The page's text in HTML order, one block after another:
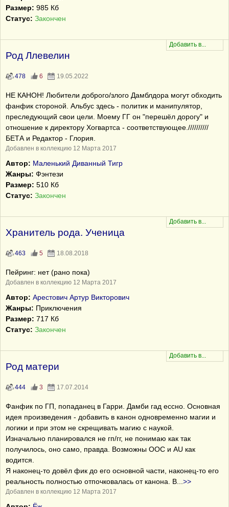
Размер: 985 Кб
Статус: Закончен
Род Ллевелин
478 6 19.05.2022
НЕ КАНОН! Любители доброго/злого Дамблдора могут обходить
фанфик стороной. Альбус здесь - политик и манипулятор,
преследующий свои цели. Моему ГГ он "перешёл дорогу" и
отношение к директору Хогвартса - соответствующее.//////////
БЕТА и Редактор - Глория.
Добавлен в коллекцию 12 Марта 2017
Автор: Маленький Диванный Тигр
Жанры: Фэнтези
Размер: 510 Кб
Статус: Закончен
Хранитель рода. Ученица
463 5 18.08.2018
Пейринг: нет (рано пока)
Добавлен в коллекцию 12 Марта 2017
Автор: Арестович Артур Викторович
Жанры: Приключения
Размер: 717 Кб
Статус: Закончен
Род матери
444 3 17.07.2014
Фанфик по ГП, попаданец в Гарри. Дамби гад ессно. Основная
идея произведения - добавить в канон одновременно магии и
логики и при этом не скрещивать магию с наукой.
Изначально планировался не гп/гг, не понимаю как так
получилось, оно само, правда. Возможны OOC и AU как
водится.
Я наконец-то довёл фик до его основной части, наконец-то его
реальность полностью отпочковалась от канона. В
>>
Добавлен в коллекцию 12 Марта 2017